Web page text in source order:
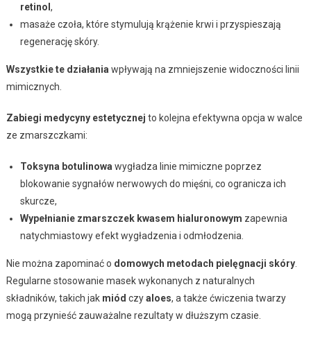
retinol ,
masaże czoła, które stymulują krążenie krwi i przyspieszają
regenerację skóry.
Wszystkie te działania wpływają na zmniejszenie widoczności linii
mimicznych.
Zabiegi medycyny estetycznej to kolejna efektywna opcja w walce
ze zmarszczkami:
Toksyna botulinowa wygładza linie mimiczne poprzez
blokowanie sygnałów nerwowych do mięśni, co ogranicza ich
skurcze,
Wypełnianie zmarszczek kwasem hialuronowym zapewnia
natychmiastowy efekt wygładzenia i odmłodzenia.
Nie można zapominać o domowych metodach pielęgnacji skóry.
Regularne stosowanie masek wykonanych z naturalnych
składników, takich jak miód czyaloes, a także ćwiczenia twarzy
mogą przynieść zauważalne rezultaty w dłuższym czasie.